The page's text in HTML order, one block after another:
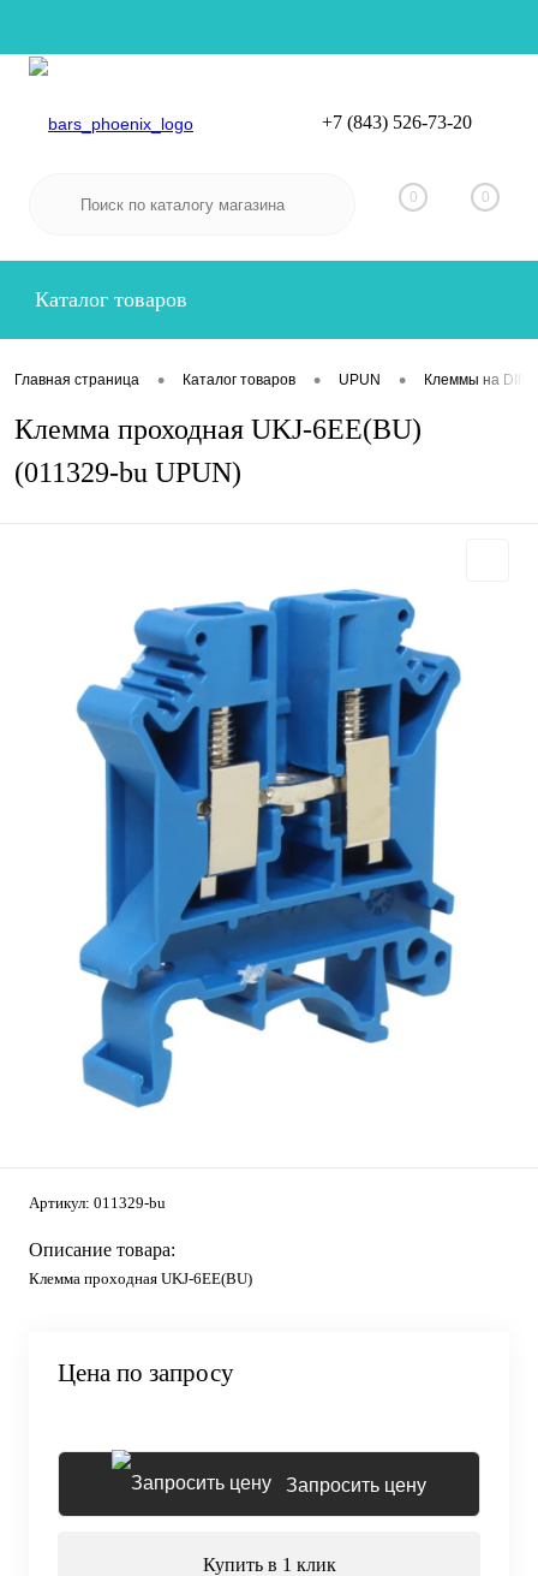
Вход
+7 (843) 526-73-20
0 0
Каталог товаров
Главная страница • Каталог товаров • UPUN • Клеммы на DIN-
Клемма проходная UKJ-6EE(BU)
(011329-bu UPUN)
Артикул: 011329-bu
Описание товара:
Клемма проходная UKJ-6EE(BU)
Цена по запросу
Запросить цену
Купить в 1 клик